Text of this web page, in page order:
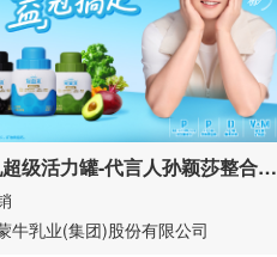
级活力罐-代言人孙颖莎整合营
牛乳业(集团)股份有限公司